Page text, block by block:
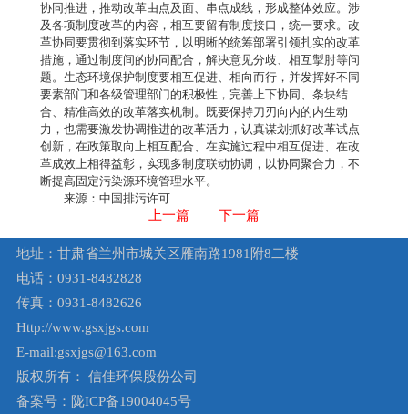
协同推进，推动改革由点及面、串点成线，形成整体效应。涉
及各项制度改革的内容，相互要留有制度接口，统一要求。改
革协同要贯彻到落实环节，以明晰的统筹部署引领扎实的改革
措施，通过制度间的协同配合，解决意见分歧、相互掣肘等问
题。生态环境保护制度要相互促进、相向而行，并发挥好不同
要素部门和各级管理部门的积极性，完善上下协同、条块结
合、精准高效的改革落实机制。既要保持刀刃向内的内生动
力，也需要激发协调推进的改革活力，认真谋划抓好改革试点
创新，在政策取向上相互配合、在实施过程中相互促进、在改
革成效上相得益彰，实现多制度联动协调，以协同聚合力，不
断提高固定污染源环境管理水平。
来源：中国排污许可
上一篇 下一篇
地址：甘肃省兰州市城关区雁南路1981附8二楼
电话：0931-8482828
传真：0931-8482626
Http://www.gsxjgs.com
E-mail:gsxjgs@163.com
版权所有： 信佳环保股份公司
备案号：陇ICP备19004045号